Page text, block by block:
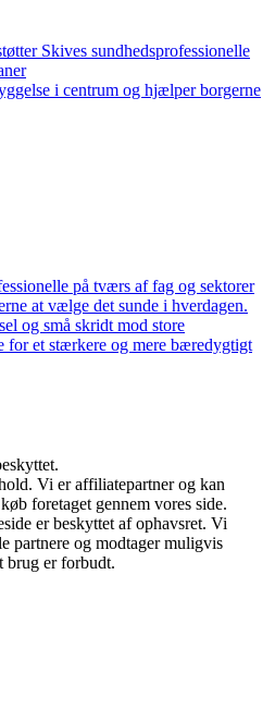
Skives sundhedsprofessionelle
i centrum og hjælper borgerne
på tværs af fag og sektorer
at vælge det sunde i hverdagen.
og små skridt mod store
for et stærkere og mere bæredygtigt
Vi er affiliatepartner og kan
foretaget gennem vores side.
er beskyttet af ophavsret. Vi
partnere og modtager muligvis
brug er forbudt.